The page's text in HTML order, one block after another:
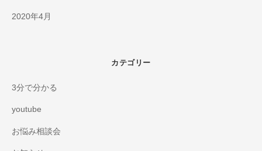
2020年4月
カテゴリー
3分で分かる
youtube
お悩み相談会